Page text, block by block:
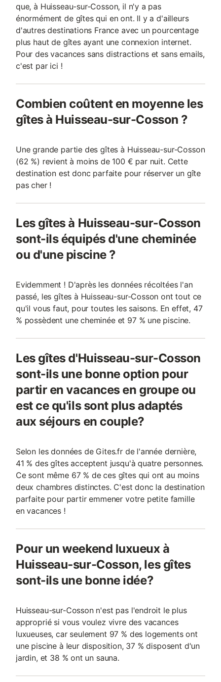
que, à Huisseau-sur-Cosson, il n'y a pas
énormément de gîtes qui en ont. Il y a d'ailleurs
d'autres destinations France avec un pourcentage
plus haut de gîtes ayant une connexion internet.
Pour des vacances sans distractions et sans emails,
c'est par ici !
Combien coûtent en moyenne les
gîtes à Huisseau-sur-Cosson ?
Une grande partie des gîtes à Huisseau-sur-Cosson
(62 %) revient à moins de 100 € par nuit. Cette
destination est donc parfaite pour réserver un gîte
pas cher !
Les gîtes à Huisseau-sur-Cosson
sont-ils équipés d'une cheminée
ou d'une piscine ?
Evidemment ! D'après les données récoltées l'an
passé, les gîtes à Huisseau-sur-Cosson ont tout ce
qu'il vous faut, pour toutes les saisons. En effet, 47
% possèdent une cheminée et 97 % une piscine.
Les gîtes d'Huisseau-sur-Cosson
sont-ils une bonne option pour
partir en vacances en groupe ou
est ce qu'ils sont plus adaptés
aux séjours en couple?
Selon les données de Gites.fr de l'année dernière,
41 % des gîtes acceptent jusqu'à quatre personnes.
Ce sont même 67 % de ces gîtes qui ont au moins
deux chambres distinctes. C'est donc la destination
parfaite pour partir emmener votre petite famille
en vacances !
Pour un weekend luxueux à
Huisseau-sur-Cosson, les gîtes
sont-ils une bonne idée?
Huisseau-sur-Cosson n'est pas l'endroit le plus
approprié si vous voulez vivre des vacances
luxueuses, car seulement 97 % des logements ont
une piscine à leur disposition, 37 % disposent d'un
jardin, et 38 % ont un sauna.